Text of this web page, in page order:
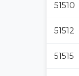
51510
51512
51515